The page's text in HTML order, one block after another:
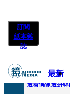
訂閱
紙本雜
誌
最新
快訊